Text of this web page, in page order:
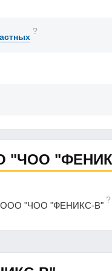
?
"ЧОО
ООО "ЧОО "ФЕНИКС-В"
?